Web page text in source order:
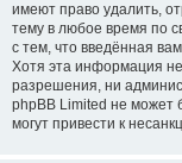
имеют право удалить,
тему в любое время по
с тем, что введённая
Хотя эта информация
разрешения, ни
phpBB Limited не может
могут привести к